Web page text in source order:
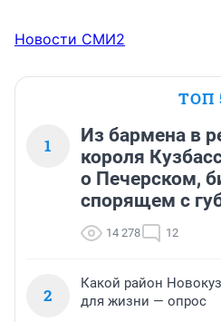
Новости СМИ2
ТОП
1
Из бармена в
короля
о Печерском,
спорящем с
14 278 12
2
Какой район
для жизни — опрос